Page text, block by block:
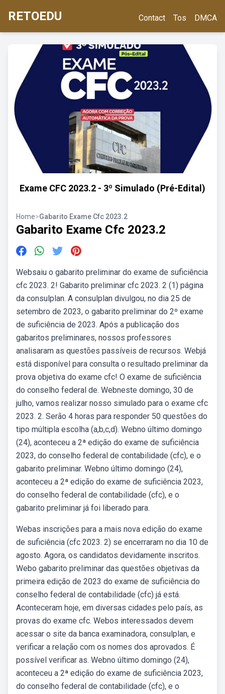
RETOEDU Contact Tos DMCA
Exame CFC 2023.2 - 3º Simulado (Pré-Edital)
Home>Gabarito Exame Cfc 2023.2
Gabarito Exame Cfc 2023.2
Websaiu o gabarito preliminar do exame de suficiência
cfc 2023. 2! Gabarito preliminar cfc 2023. 2 (1) página
da consulplan. A consulplan divulgou, no dia 25 de
setembro de 2023, o gabarito preliminar do 2º exame
de suficiência de 2023. Após a publicação dos
gabaritos preliminares, nossos professores
analisaram as questões passíveis de recursos. Webjá
está disponível para consulta o resultado preliminar da
prova objetiva do exame cfc! O exame de suficiência
do conselho federal de. Webneste domingo, 30 de
julho, vamos realizar nosso simulado para o exame cfc
2023. 2. Serão 4 horas para responder 50 questões do
tipo múltipla escolha (a,b,c,d). Webno último domingo
(24), aconteceu a 2ª edição do exame de suficiência
2023, do conselho federal de contabilidade (cfc), e o
gabarito preliminar. Webno último domingo (24),
aconteceu a 2ª edição do exame de suficiência 2023,
do conselho federal de contabilidade (cfc), e o
gabarito preliminar já foi liberado para.
Webas inscrições para a mais nova edição do exame
de suficiência (cfc 2023. 2) se encerraram no dia 10 de
agosto. Agora, os candidatos devidamente inscritos.
Webo gabarito preliminar das questões objetivas da
primeira edição de 2023 do exame de suficiência do
conselho federal de contabilidade (cfc) já está.
Aconteceram hoje, em diversas cidades pelo país, as
provas do exame cfc. Webos interessados devem
acessar o site da banca examinadora, consulplan, e
verificar a relação com os nomes dos aprovados. É
possível verificar as. Webno último domingo (24),
aconteceu a 2ª edição do exame de suficiência 2023,
do conselho federal de contabilidade (cfc), e o